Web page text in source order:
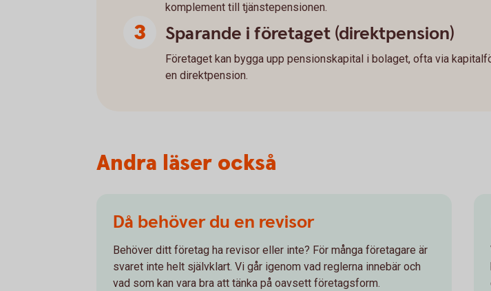
komplement till tjänstepensionen.
Sparande i företaget (direktpension)
Företaget kan bygga upp pensionskapital i bolaget, ofta via
en direktpension.
Andra läser också
Då behöver du en revisor
Behöver ditt företag ha revisor eller inte? För många företagare är
svaret inte helt självklart. Vi går igenom vad reglerna innebär och
vad som kan vara bra att tänka på oavsett företagsform.